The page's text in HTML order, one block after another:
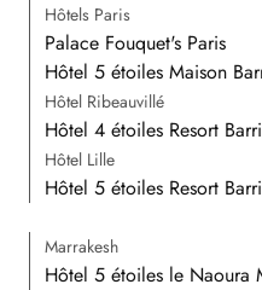
Hôtels Paris
Palace Fouquet's Paris
Hôtel 5 étoiles Maison
Hôtel Ribeauvillé
Hôtel 4 étoiles Resort
Hôtel Lille
Hôtel 5 étoiles Resort
Marrakesh
Hôtel 5 étoiles le Naoura